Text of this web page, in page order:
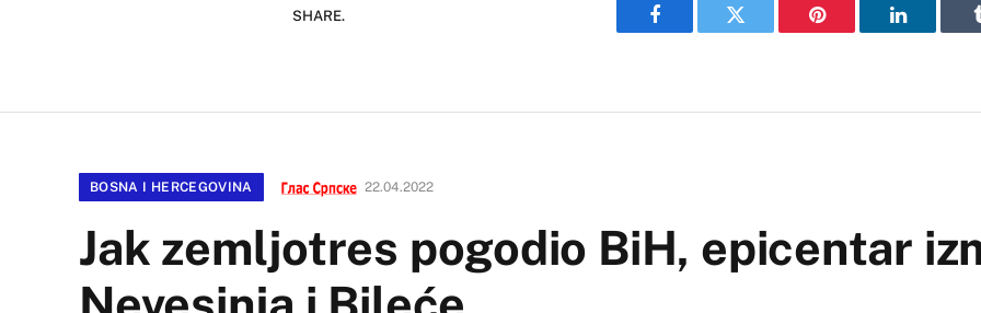
SHARE.
Facebook Twitter Pinterest LinkedIn
BOSNA I HERCEGOVINA 22.04.2022
Jak zemljotres pogodio BiH, epicentar